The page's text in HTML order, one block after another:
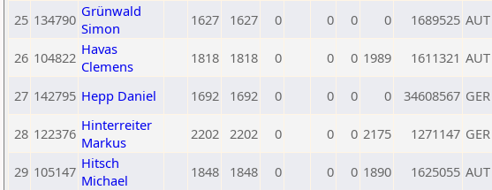
25 134790 Grünwald
Simon
1627 1627 0 0 0 0 1689525 AUT
26 104822 Havas
Clemens
1818 1818 0 0 0 1989 1611321 AUT
27 142795 Hepp Daniel 1692 1692 0 0 0 0 34608567 GER
28 122376 Hinterreiter
Markus
2202 2202 0 0 0 2175 1271147 GER
29 105147 Hitsch
Michael
1848 1848 0 0 0 1890 1625055 AUT